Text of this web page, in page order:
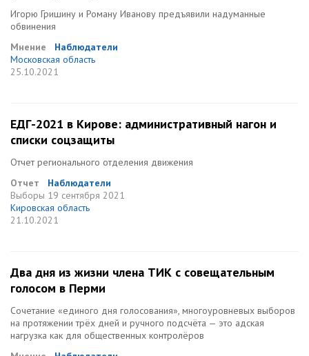
Игорю Гришину и Роману Иванову предъявили надуманные
обвинения
Мнение
Наблюдатели
Московская область
25.10.2021
ЕДГ-2021 в Кирове: административный нагон и
списки соцзащиты
Отчет регионального отделения движения
Отчет
Наблюдатели
Выборы 19 сентября 2021
Кировская область
21.10.2021
Два дня из жизни члена ТИК с совещательным
голосом в Перми
Сочетание «единого дня голосования», многоуровневых выборов
на протяжении трёх дней и ручного подсчёта — это адская
нагрузка как для общественных контролёров